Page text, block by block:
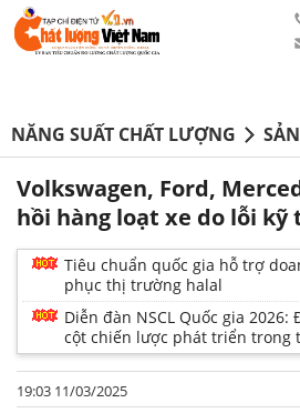
NĂNG SUẤT CHẤT LƯỢNG
Volkswagen, Ford,
hồi hàng loạt xe do lỗi kỹ
Tiêu chuẩn quốc gia hỗ trợ
phục thị trường halal
Diễn đàn NSCL Quốc gia
cột chiến lược phát triển trong
19:03 11/03/2025